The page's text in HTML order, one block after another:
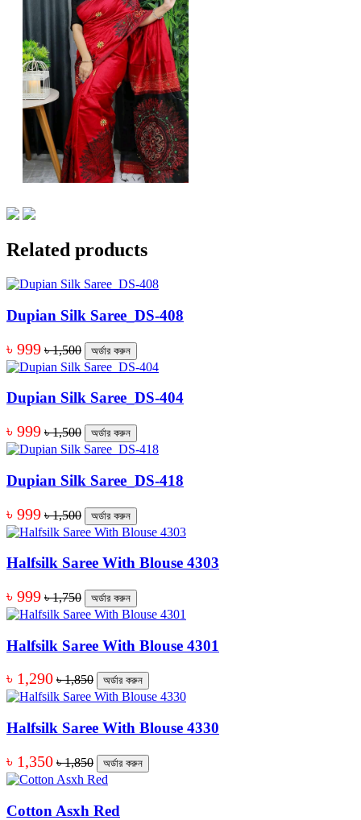
Related products
Dupian Silk Saree_DS-408
৳ 999 ৳ 1,500 অর্ডার করুন
Dupian Silk Saree_DS-404
৳ 999 ৳ 1,500 অর্ডার করুন
Dupian Silk Saree_DS-418
৳ 999 ৳ 1,500 অর্ডার করুন
Halfsilk Saree With Blouse 4303
৳ 999 ৳ 1,750 অর্ডার করুন
Halfsilk Saree With Blouse 4301
৳ 1,290 ৳ 1,850 অর্ডার করুন
Halfsilk Saree With Blouse 4330
৳ 1,350 ৳ 1,850 অর্ডার করুন
Cotton Asxh Red